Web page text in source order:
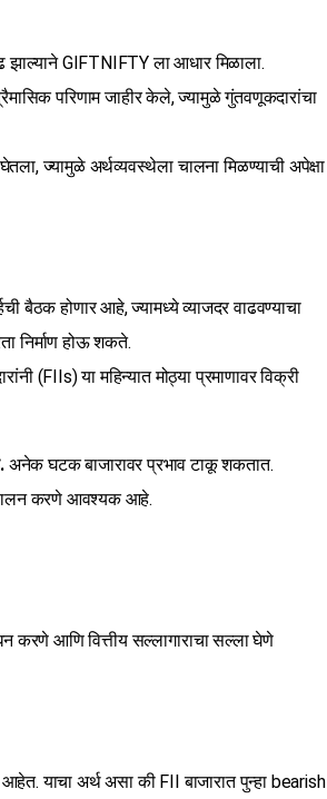
झाल्याने GIFTNIFTY ला आधार मिळाला.
परिणाम जाहीर केले, ज्यामुळे गुंतवणूकदारांचा
ज्यामुळे अर्थव्यवस्थेला चालना मिळण्याची अपेक्षा
बैठक होणार आहे, ज्यामध्ये व्याजदर वाढवण्याचा
निर्माण होऊ शकते.
(FIIs) या महिन्यात मोठ्या प्रमाणावर विक्री
अनेक घटक बाजारावर प्रभाव टाकू शकतात.
पालन करणे आवश्यक आहे.
करणे आणि वित्तीय सल्लागाराचा सल्ला घेणे
याचा अर्थ असा की FII बाजारात पुन्हा bearish